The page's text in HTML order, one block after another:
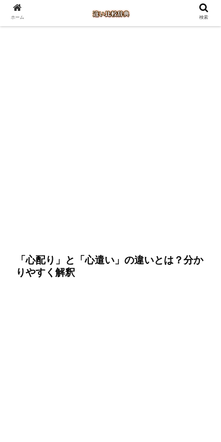
「心配り」と「心遣い」の違いとは？分か
りやすく解釈
ホーム 検索